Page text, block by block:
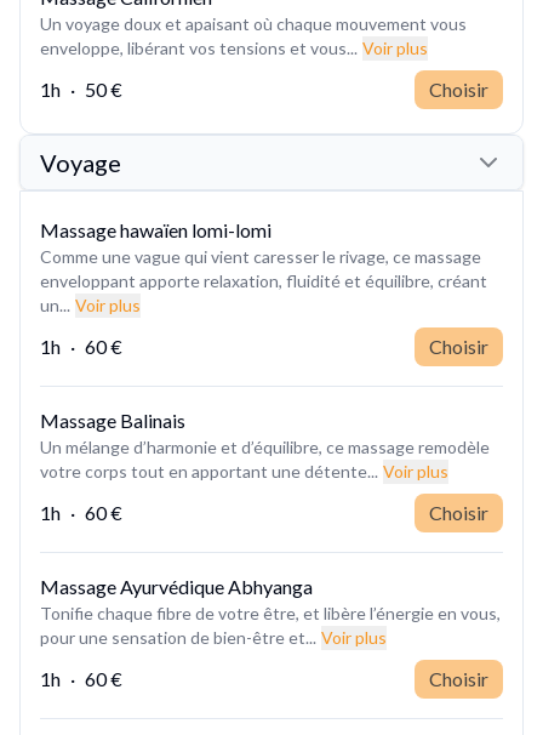
Un voyage doux et apaisant où chaque mouvement vous
enveloppe, libérant vos tensions et vous... Voir plus
1h · 50 € Choisir
Voyage
Massage hawaïen lomi-lomi
Comme une vague qui vient caresser le rivage, ce massage
enveloppant apporte relaxation, fluidité et équilibre, créant
un... Voir plus
1h · 60 € Choisir
Massage Balinais
Un mélange d’harmonie et d’équilibre, ce massage remodèle
votre corps tout en apportant une détente... Voir plus
1h · 60 € Choisir
Massage Ayurvédique Abhyanga
Tonifie chaque fibre de votre être, et libère l’énergie en vous,
pour une sensation de bien-être et... Voir plus
1h · 60 € Choisir